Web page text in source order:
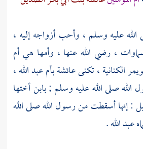
عليه وسلم ، وأحب أزواجه إليه ،
، رضي الله عنها ، وأمها هيأم
الكنانية، تكنىعائشةبأم عبد الله ،
صلى الله عليه وسلم ; بابن أختها
: إنها أسقطت من رسول الله صلى الله
عبد الله.